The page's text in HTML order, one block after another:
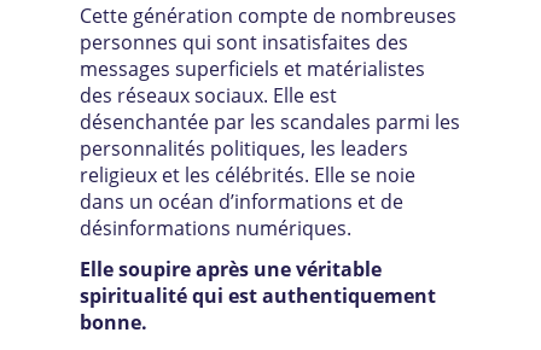
Cette génération compte de nombreuses
personnes qui sont insatisfaites des
messages superficiels et matérialistes
des réseaux sociaux. Elle est
désenchantée par les scandales parmi les
personnalités politiques, les leaders
religieux et les célébrités. Elle se noie
dans un océan d’informations et de
désinformations numériques.
Elle soupire après une véritable
spiritualité qui est authentiquement
bonne.